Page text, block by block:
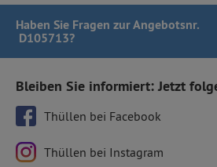
Haben Sie Fragen zur Angebotsnr.
D105713?
Bleiben Sie informiert: Jetzt
Thüllen bei Facebook
Thüllen bei Instagram